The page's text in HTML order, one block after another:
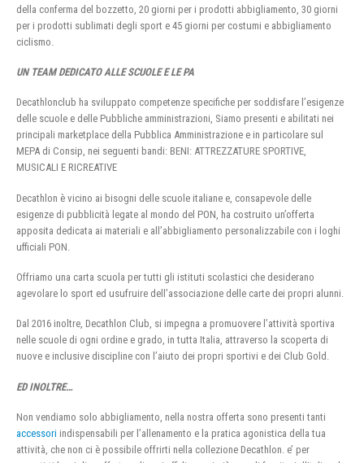
della conferma del bozzetto, 20 giorni per i prodotti abbigliamento, 30 giorni
per i prodotti sublimati degli sport e 45 giorni per costumi e abbigliamento
ciclismo.
UN TEAM DEDICATO ALLE SCUOLE E LE PA
Decathlonclub ha sviluppato competenze specifiche per soddisfare l’esigenze
delle scuole e delle Pubbliche amministrazioni, Siamo presenti e abilitati nei
principali marketplace della Pubblica Amministrazione e in particolare sul
MEPA di Consip, nei seguenti bandi: BENI: ATTREZZATURE SPORTIVE,
MUSICALI E RICREATIVE
Decathlon è vicino ai bisogni delle scuole italiane e, consapevole delle
esigenze di pubblicità legate al mondo del PON, ha costruito un’offerta
apposita dedicata ai materiali e all’abbigliamento personalizzabile con i loghi
ufficiali PON.
Offriamo una carta scuola per tutti gli istituti scolastici che desiderano
agevolare lo sport ed usufruire dell’associazione delle carte dei propri alunni.
Dal 2016 inoltre, Decathlon Club, si impegna a promuovere l’attività sportiva
nelle scuole di ogni ordine e grado, in tutta Italia, attraverso la scoperta di
nuove e inclusive discipline con l’aiuto dei propri sportivi e dei Club Gold.
ED INOLTRE…
Non vendiamo solo abbigliamento, nella nostra offerta sono presenti tanti
accessori indispensabili per l’allenamento e la pratica agonistica della tua
attività, che non ci è possibile offrirti nella collezione Decathlon. e’ per